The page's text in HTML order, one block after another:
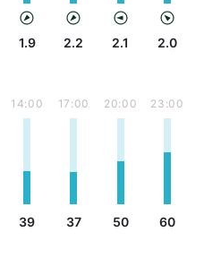
1.9 2.2 2.1 2.0
14:00
39
17:00
37
20:00
50
23:00
60